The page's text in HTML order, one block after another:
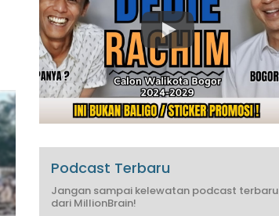
Podcast Terbaru
Jangan sampai kelewatan podcast terbaru
dari MillionBrain!